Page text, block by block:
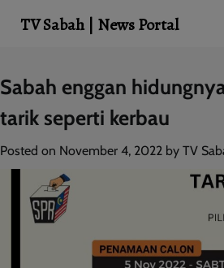
Skip
to
content
Sabah enggan
tarik seperti kerbau
Posted on November 4, 2022 by TV
TV Sabah | News Portal